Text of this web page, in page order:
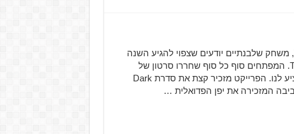
עד כה לא שמענו הרבה על Ni-Oh מבית Team Ninja, משחק שלבנתיים יודעים שצפוי להגיע השנה
עבור PS4 לאחר שהוכרז ב-Tokyo Game Show 2015. המפתחים סוף כל סוף שחררו סרטון של
אירוע המציג את Ni-Oh ואת כל היופי שהוא הולך להציע לנו. הפרייקט מזכיר קצת את סדרת Dark